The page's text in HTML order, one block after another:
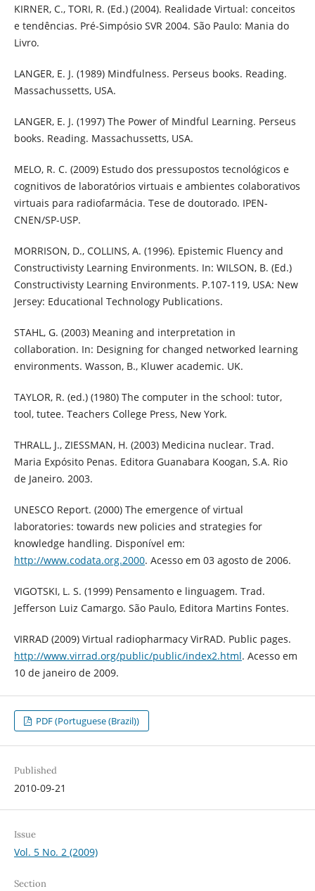
KIRNER, C., TORI, R. (Ed.) (2004). Realidade Virtual: conceitos
e tendências. Pré-Simpósio SVR 2004. São Paulo: Mania do
Livro.
LANGER, E. J. (1989) Mindfulness. Perseus books. Reading.
Massachussetts, USA.
LANGER, E. J. (1997) The Power of Mindful Learning. Perseus
books. Reading. Massachussetts, USA.
MELO, R. C. (2009) Estudo dos pressupostos tecnológicos e
cognitivos de laboratórios virtuais e ambientes colaborativos
virtuais para radiofarmácia. Tese de doutorado. IPEN-
CNEN/SP-USP.
MORRISON, D., COLLINS, A. (1996). Epistemic Fluency and
Constructivisty Learning Environments. In: WILSON, B. (Ed.)
Constructivisty Learning Environments. P.107-119, USA: New
Jersey: Educational Technology Publications.
STAHL, G. (2003) Meaning and interpretation in
collaboration. In: Designing for changed networked learning
environments. Wasson, B., Kluwer academic. UK.
TAYLOR, R. (ed.) (1980) The computer in the school: tutor,
tool, tutee. Teachers College Press, New York.
THRALL, J., ZIESSMAN, H. (2003) Medicina nuclear. Trad.
Maria Expósito Penas. Editora Guanabara Koogan, S.A. Rio
de Janeiro. 2003.
UNESCO Report. (2000) The emergence of virtual
laboratories: towards new policies and strategies for
knowledge handling. Disponível em:
http://www.codata.org.2000. Acesso em 03 agosto de 2006.
VIGOTSKI, L. S. (1999) Pensamento e linguagem. Trad.
Jefferson Luiz Camargo. São Paulo, Editora Martins Fontes.
VIRRAD (2009) Virtual radiopharmacy VirRAD. Public pages.
http://www.virrad.org/public/public/index2.html. Acesso em
10 de janeiro de 2009.
PDF (Portuguese (Brazil))
Published
2010-09-21
Issue
Vol. 5 No. 2 (2009)
Section